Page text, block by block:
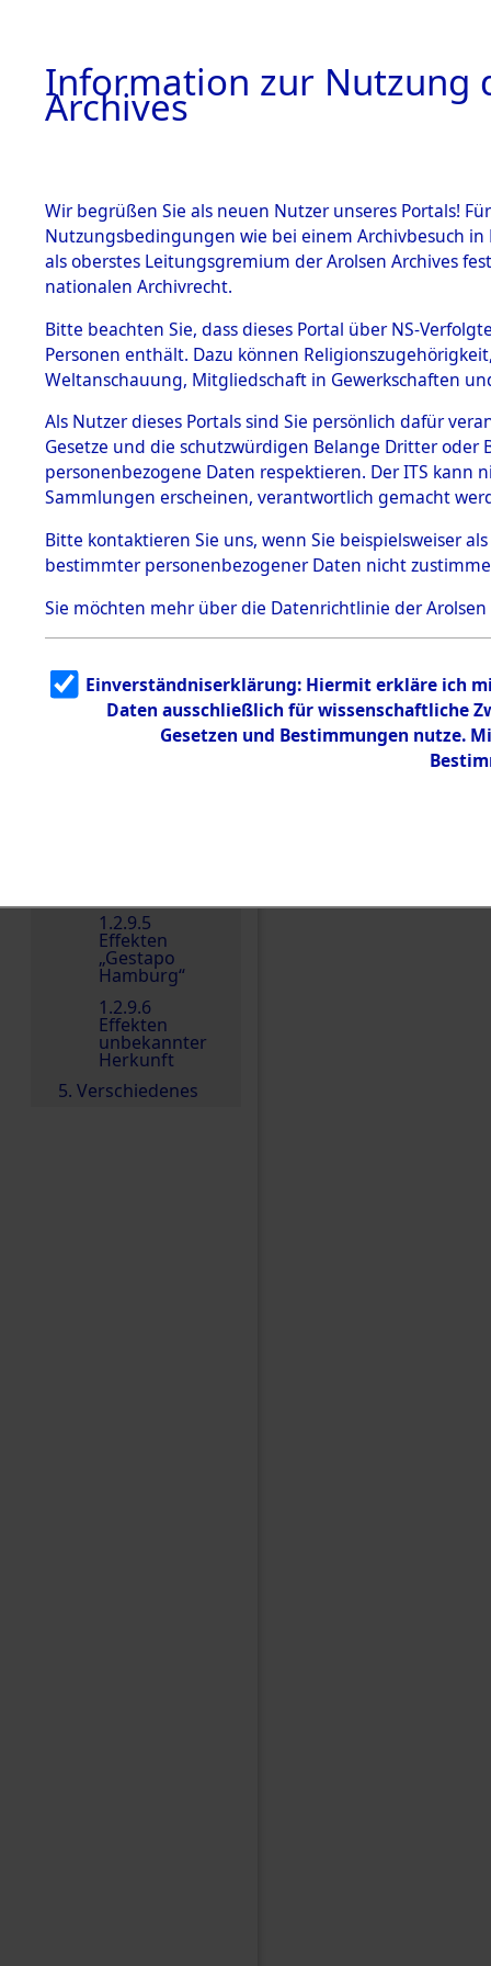
BESTÄNDE
1.
Inhaftierungsdoku
mente
1.2.9 Beim ITS
Effekten
1.2.9.1
Effekten aus
dem KZ
Dachau
1.2.9.2
Effekten aus
dem KZ
Bayerisches
1.2.9.3
Effekten aus
dem KZ
Neuengamm
1.2.9.5
Effekten
„Gestapo
Hamburg“
1.2.9.6
Effekten
unbekannter
Herkunft
5. Verschiedenes
0008
Einen Kommentar
Information zur Nutzung
Archives
Wir begrüßen Sie als neuen Nutzer unseres Portals!
Nutzungsbedingungen wie bei einem Archivbesuch
als oberstes Leitungsgremium der Arolsen Archives
nationalen Archivrecht.
Bitte beachten Sie, dass dieses Portal über NS-
Personen enthält. Dazu können
Weltanschauung, Mitgliedschaft in Gewerkschaften
Als Nutzer dieses Portals sind Sie persönlich dafür
Gesetze und die schutzwürdigen Belange Dritter
personenbezogene Daten respektieren. Der ITS
Sammlungen erscheinen, verantwortlich gemacht
Bitte kontaktieren Sie uns, wenn Sie beispielsweiser
bestimmter personenbezogener Daten nicht
Sie möchten mehr über die Datenrichtlinie der Arolsen
Einverständniserklärung: Hiermit erkläre ich
Daten ausschließlich für wissenschaftliche
Gesetzen und Bestimmungen nutze.